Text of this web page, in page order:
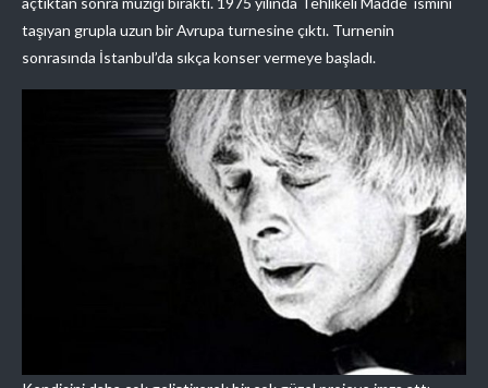
taşıyan grupla uzun bir Avrupa turnesine çıktı. Turnenin
sonrasında İstanbul’da sıkça konser vermeye başladı.